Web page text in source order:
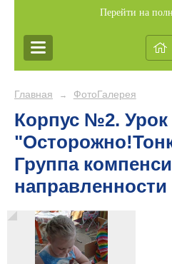
Перейти на
Главная → ФотоГалерея
Корпус №2. Урок
Группа